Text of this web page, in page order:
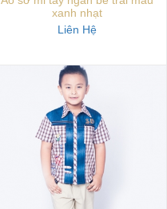
xanh nhạt
Liên Hệ